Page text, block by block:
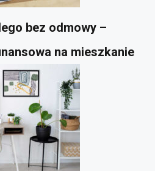
bez odmowy –
na mieszkanie